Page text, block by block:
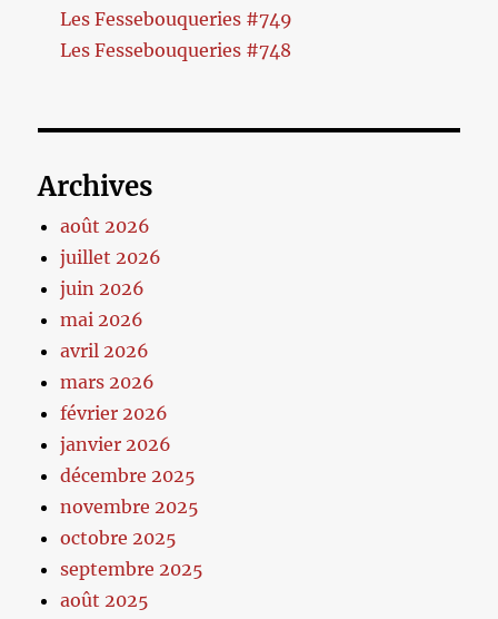
Les Fessebouqueries #749
Les Fessebouqueries #748
Archives
août 2026
juillet 2026
juin 2026
mai 2026
avril 2026
mars 2026
février 2026
janvier 2026
décembre 2025
novembre 2025
octobre 2025
septembre 2025
août 2025